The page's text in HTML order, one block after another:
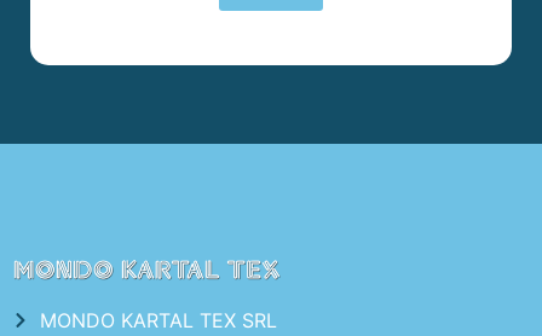
MONDO KARTAL TEX SRL